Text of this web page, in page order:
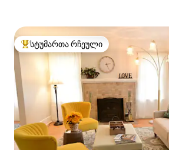
სტუმართა რჩეული მოწინავე ვარიანტი
სტუმართა რჩეული